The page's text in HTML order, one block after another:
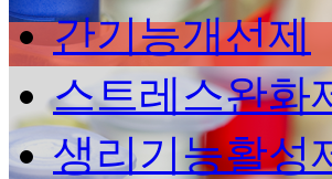
간기능개선제
스트레스완화
생리기능활성